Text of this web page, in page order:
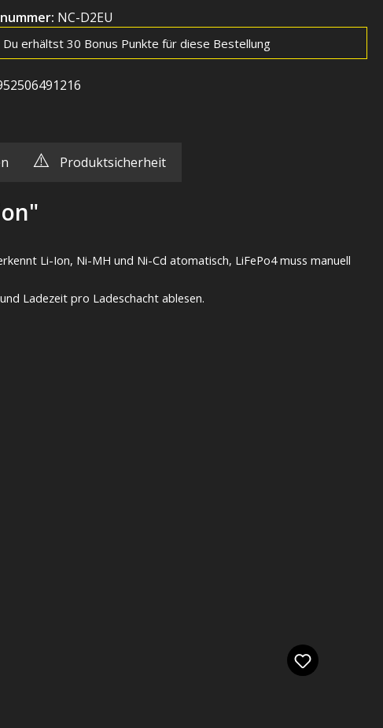
NC-D2EU
Du erhältst 30 Bonus Punkte für diese Bestellung
⚠️ Produktsicherheit
Li-Ion, Ni-MH und Ni-Cd atomatisch, LiFePo4 muss manuell
Ladezeit pro Ladeschacht ablesen.